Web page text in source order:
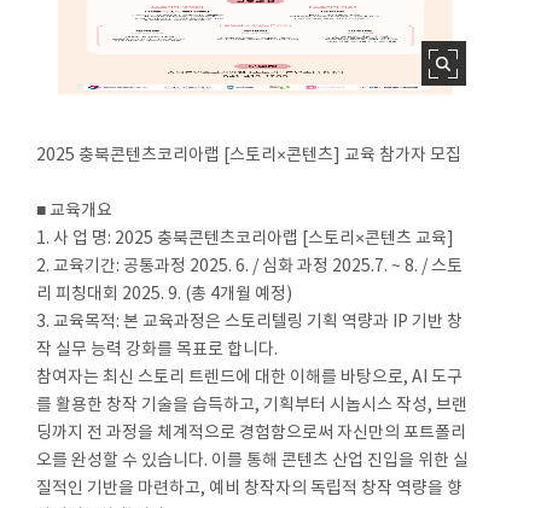
2025 충북콘텐츠코리아랩 [스토리×콘텐츠] 교육 참가자 모집
■ 교육개요
1. 사 업 명: 2025 충북콘텐츠코리아랩 [스토리×콘텐츠 교육]
2. 교육기간: 공통과정 2025. 6. / 심화 과정 2025.7. ~ 8. / 스토
리 피칭대회 2025. 9. (총 4개월 예정)
3. 교육목적: 본 교육과정은 스토리텔링 기획 역량과 IP 기반 창
작 실무 능력 강화를 목표로 합니다.
참여자는 최신 스토리 트렌드에 대한 이해를 바탕으로, AI 도구
를 활용한 창작 기술을 습득하고, 기획부터 시놉시스 작성, 브랜
딩까지 전 과정을 체계적으로 경험함으로써 자신만의 포트폴리
오를 완성할 수 있습니다. 이를 통해 콘텐츠 산업 진입을 위한 실
질적인 기반을 마련하고, 예비 창작자의 독립적 창작 역량을 향